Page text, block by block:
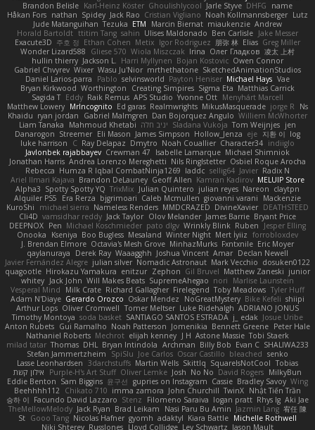
Brandon Belisle Karl-Heinz Köster Ghoulishlycool Jarle Styve DHFG
name
Håkan Fors nathan Spidey Jack Rao Cristian Vigliano Noah Kollmannsberger Lutz
Jude Matanguihan Tezuka ETM Marcin Biernat miaukenzie Andrew
Horald Bartoldt ttitim Tang sahin Ulises Maldonado Ben Carlisle Jake Messer
Exacute3D 주호 정 Ethan Cohen Metix Igor Rodriguez 朋弥 林 Elias Greg Miller
Wonder Lizard588
Gliese 570 Wiola Miszczak Irina Олег Гладков 凌太 上村
hullin thierry Jackson L. Harri Myllynen Bojan Kostovic Owen Connor
Gabriel Chvyrev Wixer Wasu Ju'Nior mrthethatone SketchedAnimationStudios
Daniel Larios-parra
Pablo selvinsworld Payton Heniser Michael Hays Vae
Bryan Kirkwood Worthington Creating Simpires Sigma Eta Matthias Carrick
Sagida T Eddy Raik Remus APS Studio Yvonne Ott Menyhárt Marcell
Matthew Lowery MrIncognito Ed garas Realmwrights MikusMasquerade jorge R
Ns
Khaidu ryan jordan Gabriel Malmgren Dan Bojorquez Angulo Williem McWhorter
Liam Tanaka
Mahmoud Khetabi יניב חלה Sladana Vukoja Tom Weijnjes jen
Danarogon Streemer Eli Mason James Simpson Hollow_Jenza eje 지환 이 log
luke harrison
C Ray Delapaz Dmytro Noah Couallier Character34 indiiglo
Javlonbek rajabbayev Crewman 47 Isabelle Lamarque Michael Shimniok
Jonathan Harris Andrea Lorenzo Mereghetti Nils Ringlstetter Osbiel Roque Arocha
Rebecca Humza R Iqbal CombatNinja1269 laddc sellig64 Javier Radix N
Ariel Ilmari Kajava Brandon DeLauney Geoff Allen Kamran Kadirov MELUIP Store
Alpha3 Spotty Spotty YQ TrixMix Julian Quintero julian reyes Nareon claytpn
Alquiler PS5
Era Rerza bjgrimoari Caleb Mcmullen giovanni varani
Mackenzie
KuroShi
michael sierra Nameless Renders MMDCRAZED DivineXavier DEATHSTEED
Cli4D vamsidhar reddy Jack Taylor Olov Melander James Barrie Bryant Price
DEEPNOX Pen Michael Koschmieder pato dlgv Wrinkly Blink Ruben
Jesper Elling
Onooka
Kseniya Boo Bugless Mesaland Winter Night Mert İyiiz forrobloxdev
J. Brendan Elmore Octavia's Mesh Grove MinhazMurks Fxntxnile Eric Moyer
qaylanuraya
Derek Ray Waaagghh Joshua Vincent Amar Declan Newell
Javier Fernández Alegre julian silver Nomadic Astronaut Mark Vecchio dosuken0122
quagootle Hirokazu Yamakura enitzur Zephon Gil Bruvel Matthew Zaneski junior
whitey Jack John Will Makes Beats SupremeAhegao nori
Marlise Launstein
Vesperal Mind
Milk Crate Richard Gallagher Firelegend Toby Meadows Tyler Huff
Adam N'Diaye Gerardo Orozco Oskar Mendez NoGreatMystery Bike Kefeli shiipi
Arthur Lops Oliver Cromwell Tomer Meltser Luke Ridehalgh ADRIANO JONUS
Timothy Montoya soda basket SANTIAGO SANTOS ESTRADA j_ edak Josue Uribe
Anton Rubets Gui Ramalho Noah Patterson Jomenikia Bennett Greene Peter Hale
Nathaniel Roberts Mechrot elijah kenney J H Astone Massie Tobi Staerk
milad tatar Thomas DHL Bryan Intindola Archman Billy Bob Evan C SHALIWA233
Stefan Jammertzheim
SpiSlu Joe Carlos Oscar Castillo bleached senko
Lasse Leonhardsen 3darchstuffs Martin Wells Skittlq SquareIsNotCool Tobias
אילון קשת
Purple-H's Art Stuff Oliver Lemke Josh No No David Rogers MilkyBun
Eddie Benton Sam Biggins 윤구선 gupries on Instagram Cassie Bradley Savoy Wing
Beehhhh112 Chikato 710 imma zamora John Churchill TwinX Nhật Tiến Trần
승하 이 Facundo David Lazzaro Stenz Filomeno Saraiva logan pratt Rhys lg Aki Jae
TheMellowMelody Jack Ryan Brad Leikam Nasi Paru Bu Amin Jazmin Lang 宥任 陳
St Gooo Tang Nicolas Hafner gyomh adaktyl Kiara Battle Michelle Rothwell
Niki Shterev RussJones Lloyd Collidge Lev Schwartz Jason Mault